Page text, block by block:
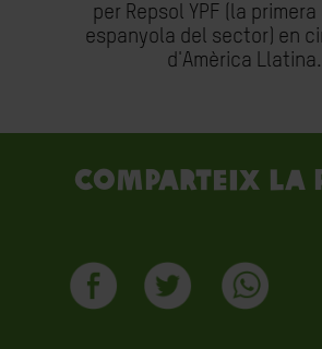
per Repsol YPF (la
espanyola del sector) en
d'Amèrica Llatina.
Comparteix la